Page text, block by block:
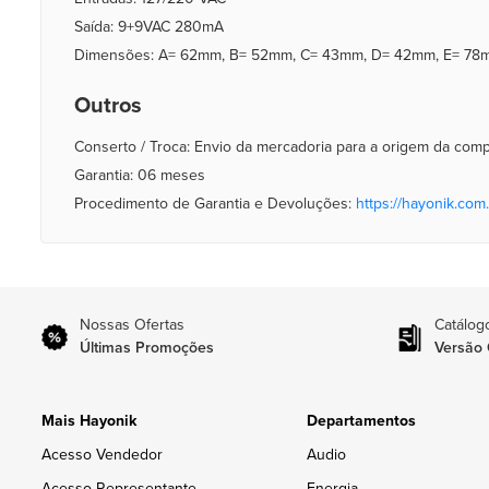
Saída: 9+9VAC 280mA
Dimensões: A= 62mm, B= 52mm, C= 43mm, D= 42mm, E=
Outros
Conserto / Troca: Envio da mercadoria para a origem da
Garantia: 06 meses
Procedimento de Garantia e Devoluções: https://
Nossas Ofertas
Últimas Promoções
Versão
Mais Hayonik
Acesso Vendedor
Departamentos
Audio